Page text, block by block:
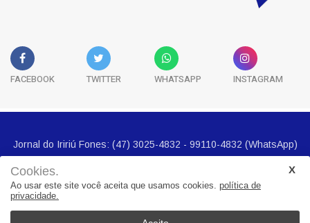
Cookies.
Ao usar este site você aceita que usamos cookies. política de
privacidade.
FACEBOOK TWITTER WHATSAPP INSTAGRAM
Jornal do Iririú Fones: (47) 3025-4832 - 99110-4832 (WhatsApp)
E-mail imprensa@jornalbairros.com.br